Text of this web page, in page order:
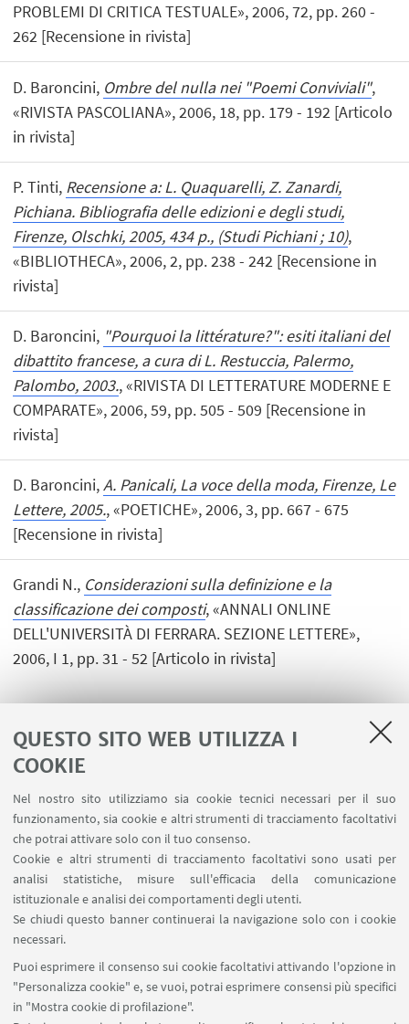
QUESTO SITO WEB UTILIZZA I
COOKIE
Nel nostro sito utilizziamo sia cookie tecnici necessari per il suo
funzionamento, sia cookie e altri strumenti di tracciamento facoltativi
che potrai attivare solo con il tuo consenso.
Cookie e altri strumenti di tracciamento facoltativi sono usati per
analisi statistiche, misure sull'efficacia della comunicazione
istituzionale e analisi dei comportamenti degli utenti.
Se chiudi questo banner continuerai la navigazione solo con i cookie
necessari.
Puoi esprimere il consenso sui cookie facoltativi attivando l'opzione in
"Personalizza cookie" e, se vuoi, potrai esprimere consensi più specifici
in "Mostra cookie di profilazione".
PROBLEMI DI CRITICA TESTUALE», 2006, 72, pp. 260 -
262 [Recensione in rivista]
D. Baroncini, Ombre del nulla nei "Poemi Conviviali",
«RIVISTA PASCOLIANA», 2006, 18, pp. 179 - 192 [Articolo
in rivista]
P. Tinti, Recensione a: L. Quaquarelli, Z. Zanardi,
Pichiana. Bibliografia delle edizioni e degli studi,
Firenze, Olschki, 2005, 434 p., (Studi Pichiani ; 10),
«BIBLIOTHECA», 2006, 2, pp. 238 - 242 [Recensione in
rivista]
D. Baroncini, "Pourquoi la littérature?": esiti italiani del
dibattito francese, a cura di L. Restuccia, Palermo,
Palombo, 2003., «RIVISTA DI LETTERATURE MODERNE E
COMPARATE», 2006, 59, pp. 505 - 509 [Recensione in
rivista]
D. Baroncini,A. Panicali, La voce della moda, Firenze, Le
Lettere, 2005., «POETICHE», 2006, 3, pp. 667 - 675
[Recensione in rivista]
Grandi N., Considerazioni sulla definizione e la
classificazione dei composti, «ANNALI ONLINE
DELL'UNIVERSITÀ DI FERRARA. SEZIONE LETTERE»,
2006, I 1, pp. 31 - 52 [Articolo in rivista]
2 3
LINK UTILI
Contatti
Area riservata
SEGUI UNIBO SU: